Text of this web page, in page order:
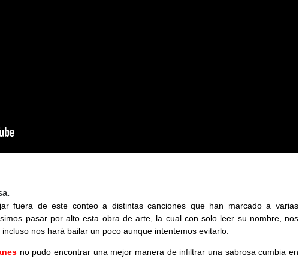
fuera de este conteo a distintas canciones que han marcado a varias
pasar por alto esta obra de arte, la cual con solo leer su nombre, nos
nos hará bailar un poco aunque intentemos evitarlo.
no pudo encontrar una mejor manera de infiltrar una sabrosa cumbia en